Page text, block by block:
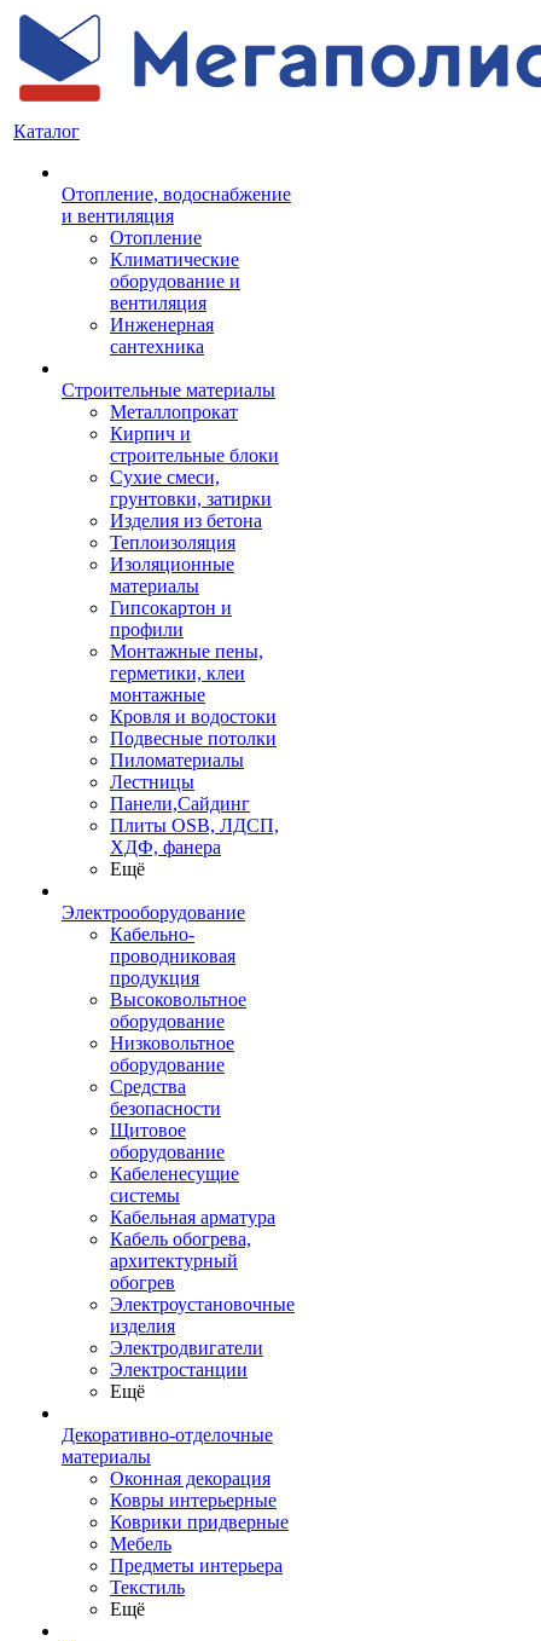
Каталог
Отопление, водоснабжение
и вентиляция
Отопление
Климатические
оборудование и
вентиляция
Инженерная
сантехника
Строительные материалы
Металлопрокат
Кирпич и
строительные блоки
Сухие смеси,
грунтовки, затирки
Изделия из бетона
Теплоизоляция
Изоляционные
материалы
Гипсокартон и
профили
Монтажные пены,
герметики, клеи
монтажные
Кровля и водостоки
Подвесные потолки
Пиломатериалы
Лестницы
Панели,Сайдинг
Плиты OSB, ЛДСП,
ХДФ, фанера
Ещё
Электрооборудование
Кабельно-
проводниковая
продукция
Высоковольтное
оборудование
Низковольтное
оборудование
Средства
безопасности
Щитовое
оборудование
Кабеленесущие
системы
Кабельная арматура
Кабель обогрева,
архитектурный
обогрев
Электроустановочные
изделия
Электродвигатели
Электростанции
Ещё
Декоративно-отделочные
материалы
Оконная декорация
Ковры интерьерные
Коврики придверные
Мебель
Предметы интерьера
Текстиль
Ещё